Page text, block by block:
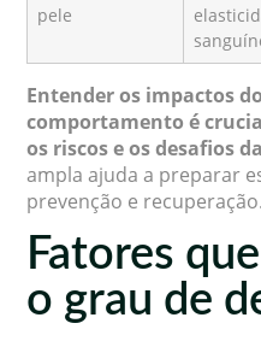
pele
Entender os impactos
comportamento é
os riscos e os desafios
ampla ajuda a preparar
prevenção e recuperação.
Fatores
o grau de